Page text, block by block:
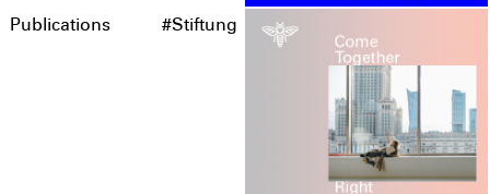
Publications #Stiftung